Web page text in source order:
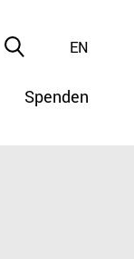
Spenden
EN